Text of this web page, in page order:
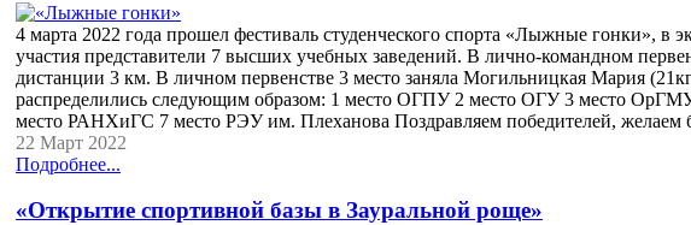
4 марта 2022 года прошел фестиваль студенческого спорта «Лыжные гонки», в
участия представители 7 высших учебных заведений. В лично-командном
дистанции 3 км. В личном первенстве 3 место заняла Могильницкая Мария
распределились следующим образом: 1 место ОГПУ 2 место ОГУ 3 место
место РАНХиГС 7 место РЭУ им. Плеханова Поздравляем победителей, желаем
22 Март 2022
Подробнее...
«Открытие спортивной базы в Зауральной роще»